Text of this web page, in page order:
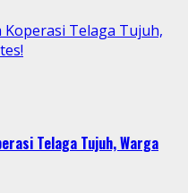
Koperasi Telaga Tujuh,
Telaga Tujuh, Warga